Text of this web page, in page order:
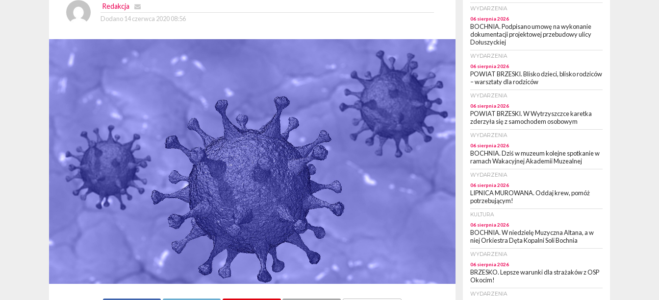
Redakcja
Dodano 14 czerwca 2020 08:56
WYDARZENIA
06 sierpnia 2026
BOCHNIA. Podpisano umowę na wykonanie
dokumentacji projektowej przebudowy ulicy
Dołuszyckiej
WYDARZENIA
06 sierpnia 2026
POWIAT BRZESKI. Blisko dzieci, blisko rodziców
– warsztaty dla rodziców
WYDARZENIA
06 sierpnia 2026
POWIAT BRZESKI. W Wytrzyszczce karetka
zderzyła się z samochodem osobowym
WYDARZENIA
06 sierpnia 2026
BOCHNIA. Dziś w muzeum kolejne spotkanie w
ramach Wakacyjnej Akademii Muzealnej
WYDARZENIA
06 sierpnia 2026
LIPNICA MUROWANA. Oddaj krew, pomóż
potrzebującym!
KULTURA
06 sierpnia 2026
BOCHNIA. W niedzielę Muzyczna Altana, a w
niej Orkiestra Dęta Kopalni Soli Bochnia
WYDARZENIA
06 sierpnia 2026
BRZESKO. Lepsze warunki dla strażaków z OSP
Okocim!
WYDARZENIA